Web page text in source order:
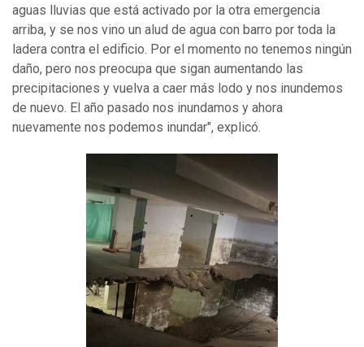
aguas lluvias que está activado por la otra emergencia
arriba, y se nos vino un alud de agua con barro por toda la
ladera contra el edificio. Por el momento no tenemos ningún
daño, pero nos preocupa que sigan aumentando las
precipitaciones y vuelva a caer más lodo y nos inundemos
de nuevo. El año pasado nos inundamos y ahora
nuevamente nos podemos inundar", explicó.